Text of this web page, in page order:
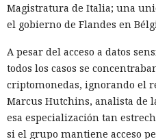
Magistratura de Italia; una
el gobierno de Flandes en
A pesar del acceso a datos
todos los casos se
criptomonedas, ignorando el
Marcus Hutchins, analista de
esa especialización tan
si el grupo mantiene acceso